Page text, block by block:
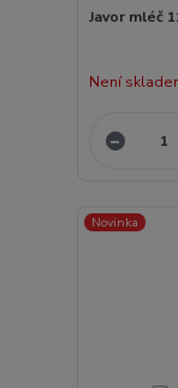
Javor mléč
Není
Novinka